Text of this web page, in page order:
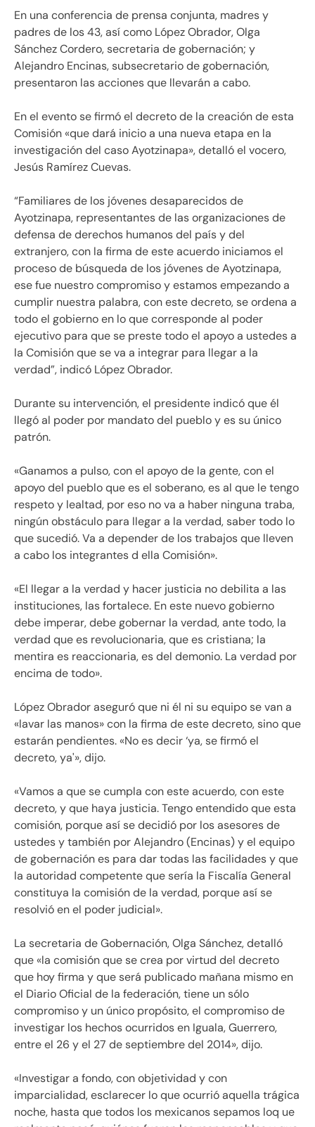
En una conferencia de prensa conjunta, madres y
padres de los 43, así como López Obrador, Olga
Sánchez Cordero, secretaria de gobernación; y
Alejandro Encinas, subsecretario de gobernación,
presentaron las acciones que llevarán a cabo.
En el evento se firmó el decreto de la creación de esta
Comisión «que dará inicio a una nueva etapa en la
investigación del caso Ayotzinapa», detalló el vocero,
Jesús Ramírez Cuevas.
“Familiares de los jóvenes desaparecidos de
Ayotzinapa, representantes de las organizaciones de
defensa de derechos humanos del país y del
extranjero, con la firma de este acuerdo iniciamos el
proceso de búsqueda de los jóvenes de Ayotzinapa,
ese fue nuestro compromiso y estamos empezando a
cumplir nuestra palabra, con este decreto, se ordena a
todo el gobierno en lo que corresponde al poder
ejecutivo para que se preste todo el apoyo a ustedes a
la Comisión que se va a integrar para llegar a la
verdad”, indicó López Obrador.
Durante su intervención, el presidente indicó que él
llegó al poder por mandato del pueblo y es su único
patrón.
«Ganamos a pulso, con el apoyo de la gente, con el
apoyo del pueblo que es el soberano, es al que le tengo
respeto y lealtad, por eso no va a haber ninguna traba,
ningún obstáculo para llegar a la verdad, saber todo lo
que sucedió. Va a depender de los trabajos que lleven
a cabo los integrantes d ella Comisión».
«El llegar a la verdad y hacer justicia no debilita a las
instituciones, las fortalece. En este nuevo gobierno
debe imperar, debe gobernar la verdad, ante todo, la
verdad que es revolucionaria, que es cristiana; la
mentira es reaccionaria, es del demonio. La verdad por
encima de todo».
López Obrador aseguró que ni él ni su equipo se van a
«lavar las manos» con la firma de este decreto, sino que
estarán pendientes. «No es decir ‘ya, se firmó el
decreto, ya'», dijo.
«Vamos a que se cumpla con este acuerdo, con este
decreto, y que haya justicia. Tengo entendido que esta
comisión, porque así se decidió por los asesores de
ustedes y también por Alejandro (Encinas) y el equipo
de gobernación es para dar todas las facilidades y que
la autoridad competente que sería la Fiscalía General
constituya la comisión de la verdad, porque así se
resolvió en el poder judicial».
La secretaria de Gobernación, Olga Sánchez, detalló
que «la comisión que se crea por virtud del decreto
que hoy firma y que será publicado mañana mismo en
el Diario Oficial de la federación, tiene un sólo
compromiso y un único propósito, el compromiso de
investigar los hechos ocurridos en Iguala, Guerrero,
entre el 26 y el 27 de septiembre del 2014», dijo.
«Investigar a fondo, con objetividad y con
imparcialidad, esclarecer lo que ocurrió aquella trágica
noche, hasta que todos los mexicanos sepamos loq ue